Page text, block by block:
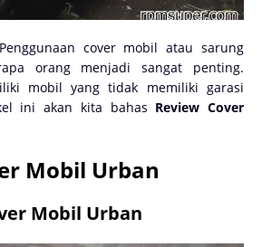
Penggunaan cover mobil atau sarung
orang menjadi sangat penting.
mobil yang tidak memiliki garasi
ini akan kita bahas Review Cover
Mobil Urban
Mobil Urban